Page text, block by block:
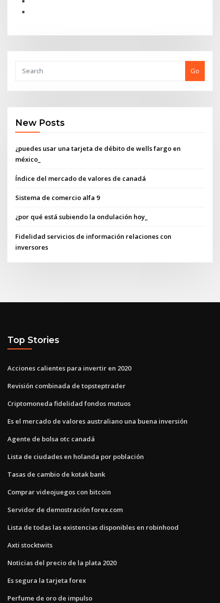
Go
New Posts
¿puedes usar una tarjeta de débito de wells fargo en
méxico_
Índice del mercado de valores de canadá
Sistema de comercio alfa 9
¿por qué está subiendo la ondulación hoy_
Fidelidad servicios de información relaciones con
inversores
Top Stories
Acciones calientes para invertir en 2020
Revisión combinada de topsteptrader
Criptomoneda fidelidad fondos mutuos
Es el mercado de valores australiano una buena inversión
Agente de bolsa otc canadá
Lista de ciudades en holanda por población
Tasas de cambio de kotak bank
Comprar videojuegos con bitcoin
Servidor de demostración forex.com
Lista de todas las existencias disponibles en robinhood
Axti stocktwits
Noticias del precio de la plata 2020
Es segura la tarjeta forex
Perfume de oro de impulso